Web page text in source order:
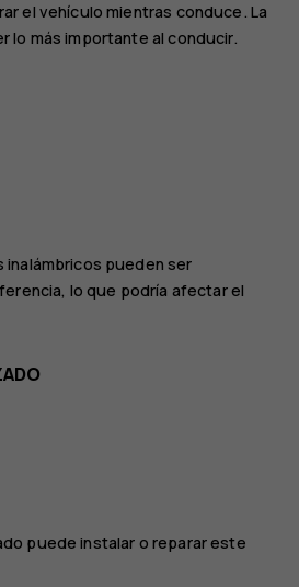
el vehículo mientras conduce. La
lo más importante al conducir.
pueden ser
lo que podría afectar el
puede instalar o reparar este